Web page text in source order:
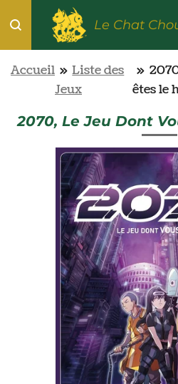
Passer
contenu
principal
Le Chat
Accueil » Liste des
Jeux
»
êtes le
2070, Le Jeu Dont